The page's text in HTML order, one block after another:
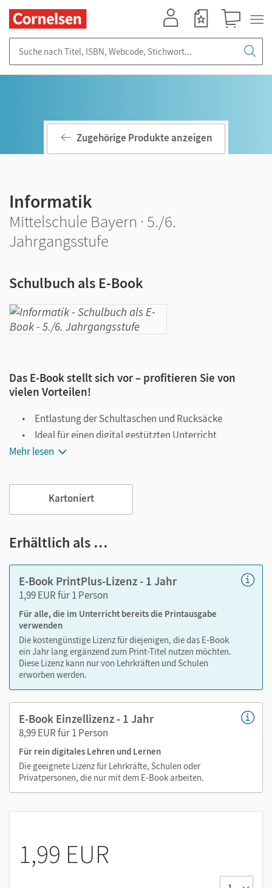
Zugehörige Produkte anzeigen
Informatik
Mittelschule Bayern · 5./6.
Jahrgangsstufe
Schulbuch als E-Book
Das E-Book stellt sich vor – profitieren Sie von
vielen Vorteilen!
Entlastung der Schultaschen und Rucksäcke
Ideal für einen digital gestützten Unterricht
Notiz- und Markierungsmöglichkeit
Viele digitale Funktionen unterstützen das Lehren und
Lernen:
Notizen erstellen
Lesezeichen hinzufügen
Zoomen
Mehr lesen
Kartoniert
Erhältlich als …
E-Book PrintPlus-Lizenz - 1 Jahr
1,99 EUR für 1 Person
Für alle, die im Unterricht bereits die Printausgabe
verwenden
Die kostengünstige Lizenz für diejenigen, die das E-Book
ein Jahr lang ergänzend zum Print-Titel nutzen möchten.
Diese Lizenz kann nur von Lehrkräften und Schulen
erworben werden.
E-Book Einzellizenz - 1 Jahr
8,99 EUR für 1 Person
Für rein digitales Lehren und Lernen
Die geeignete Lizenz für Lehrkräfte, Schulen oder
Privatpersonen, die nur mit dem E-Book arbeiten.
1,99 EUR